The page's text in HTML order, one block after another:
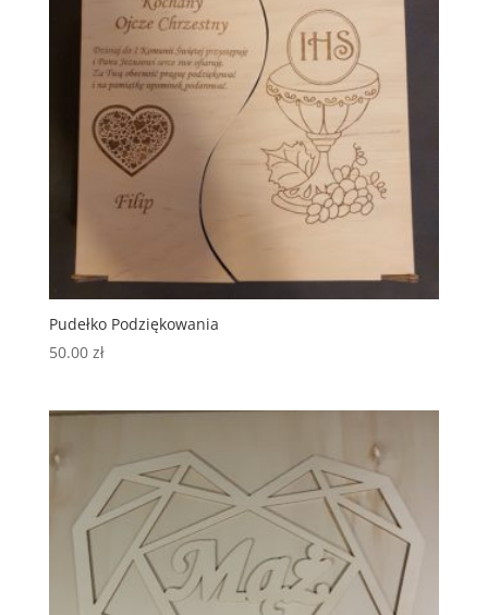
Pudełko Podziękowania
50.00 zł